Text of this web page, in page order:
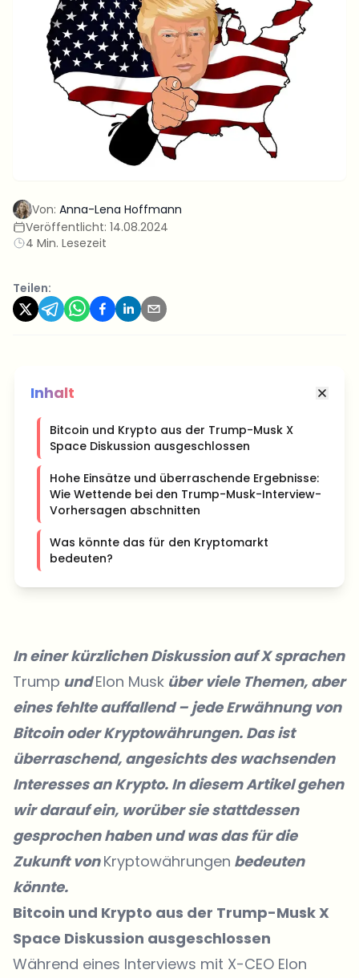
Von: Anna-Lena Hoffmann
Veröffentlicht: 14.08.2024
4 Min. Lesezeit
Teilen:
Inhalt
Bitcoin und Krypto aus der Trump-Musk X
Space Diskussion ausgeschlossen
Hohe Einsätze und überraschende Ergebnisse:
Wie Wettende bei den Trump-Musk-Interview-
Vorhersagen abschnitten
Was könnte das für den Kryptomarkt
bedeuten?
In einer kürzlichen Diskussion auf X sprachen
Trump undElon Musk über viele Themen, aber
eines fehlte auffallend – jede Erwähnung von
Bitcoin oder Kryptowährungen. Das ist
überraschend, angesichts des wachsenden
Interesses an Krypto. In diesem Artikel gehen
wir darauf ein, worüber sie stattdessen
gesprochen haben und was das für die
Zukunft vonKryptowährungen bedeuten
könnte.
Bitcoin und Krypto aus der Trump-Musk X
Space Diskussion ausgeschlossen
Während eines Interviews mit X-CEO Elon